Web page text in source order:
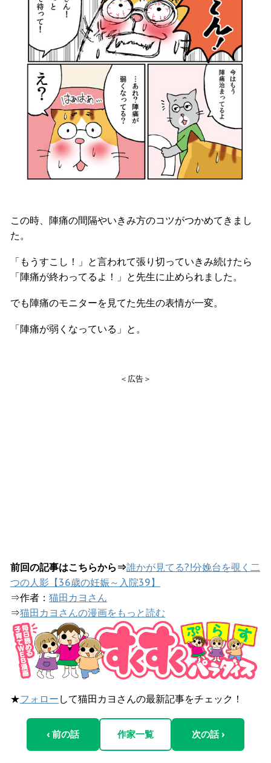
この時、陣痛の間隔やいきみ方のコツがつかめてきまし
た。
「もうすこし！」と言われて張り切っていきみ続けたら
「陣痛が終わってるよ！」と先生に止められました。
でも陣痛のモニターを見てた先生の表情が一変。
「陣痛が弱くなっている」と。
＜広告＞
前回の記事はこちらから⇒誰かが見てる?!分娩台を覗く二
つの人影【36歳の妊娠～入院39】
⇒作者： 猫田カヨさん
⇒猫田カヨさんの漫画をもっと読む
★フォロー して猫田カヨさんの最新記事をチェック！
‹ 前の話 作家一覧 次の話 ›